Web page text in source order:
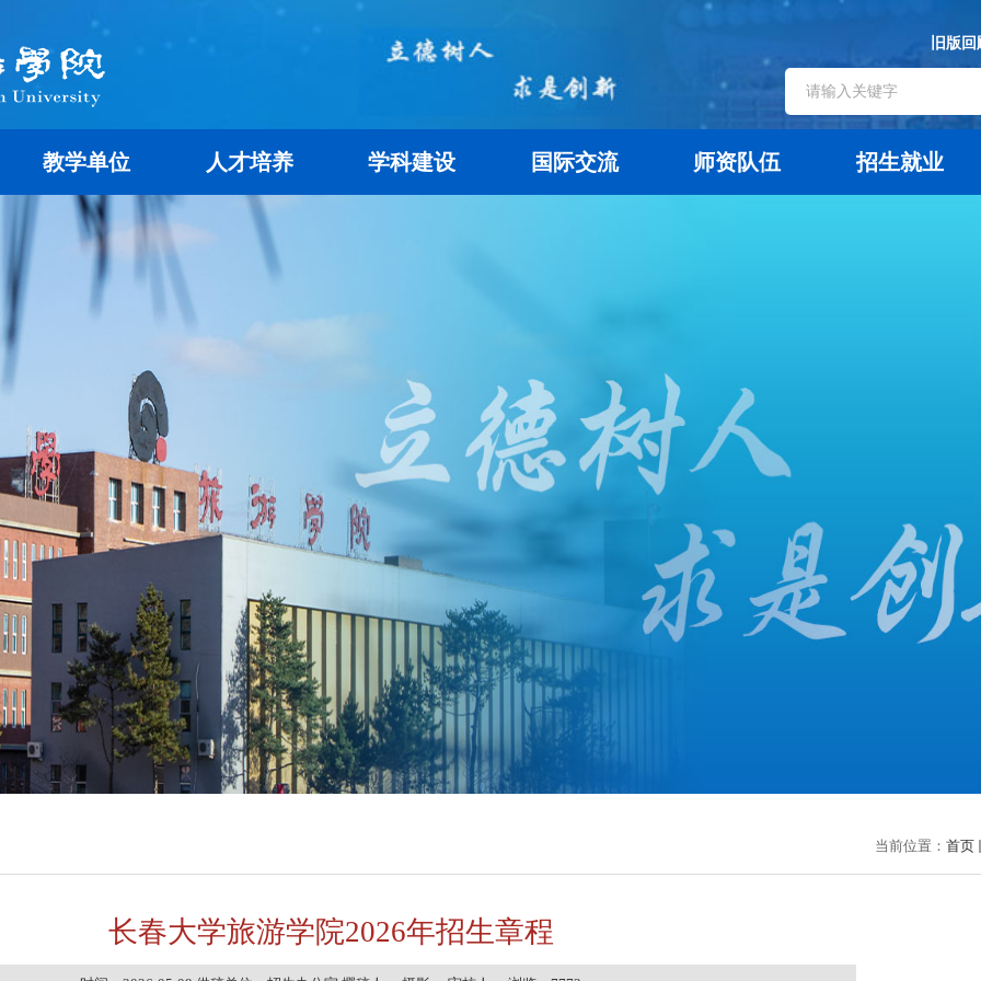
旧版回
教学单位 人才培养 学科建设 国际交流 师资队伍 招生就业
当前位置： 首页
长春大学旅游学院2026年招生章程